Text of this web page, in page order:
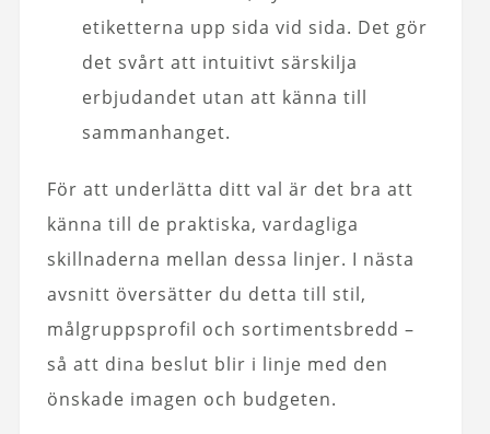
etiketterna upp sida vid sida. Det gör
det svårt att intuitivt särskilja
erbjudandet utan att känna till
sammanhanget.
För att underlätta ditt val är det bra att
känna till de praktiska, vardagliga
skillnaderna mellan dessa linjer. I nästa
avsnitt översätter du detta till stil,
målgruppsprofil och sortimentsbredd –
så att dina beslut blir i linje med den
önskade imagen och budgeten.